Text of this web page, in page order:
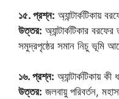
১৫. প্রশ্ন: অ্যান্টার্কটিকায়
উত্তর: অ্যান্টার্কটিকার
সমুদ্রপৃষ্ঠের সমান নিচু ভূমি
১৬. প্রশ্ন: অ্যান্টার্কটিকায়
উত্তর: জলবায়ু পরিবর্তন,